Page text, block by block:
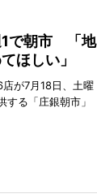
1で朝市 「地
ほしい」
が7月18日、土曜
する「庄銀朝市」